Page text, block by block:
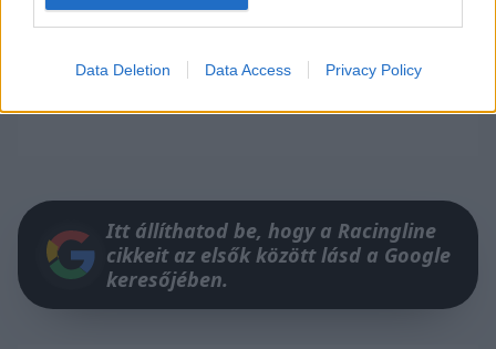
Data Deletion Data Access Privacy Policy
Itt állíthatod be, hogy a Racingline
cikkeit az elsők között lásd a Google
keresőjében.